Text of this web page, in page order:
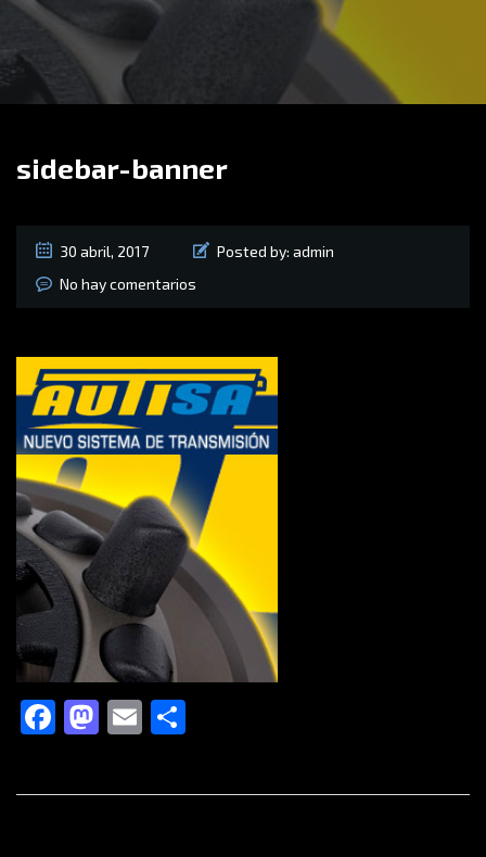
sidebar-banner
30 abril, 2017 Posted by: admin
No hay comentarios
Facebook
Mastodon
Email